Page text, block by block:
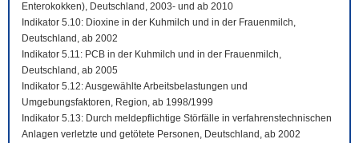
Enterokokken), Deutschland, 2003- und ab 2010
Indikator 5.10: Dioxine in der Kuhmilch und in der Frauenmilch,
Deutschland, ab 2002
Indikator 5.11: PCB in der Kuhmilch und in der Frauenmilch,
Deutschland, ab 2005
Indikator 5.12: Ausgewählte Arbeitsbelastungen und
Umgebungsfaktoren, Region, ab 1998/1999
Indikator 5.13: Durch meldepflichtige Störfälle in verfahrenstechnischen
Anlagen verletzte und getötete Personen, Deutschland, ab 2002